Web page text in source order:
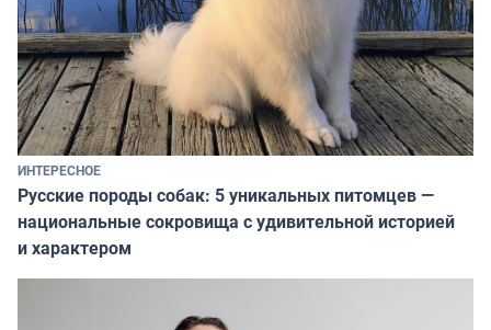
ИНТЕРЕСНОЕ
Русские породы собак: 5 уникальных питомцев —
национальные сокровища с удивительной историей
и характером